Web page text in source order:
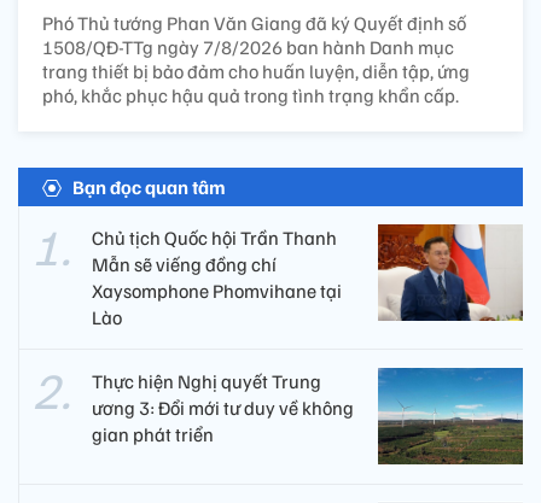
Phó Thủ tướng Phan Văn Giang đã ký Quyết định số
1508/QĐ-TTg ngày 7/8/2026 ban hành Danh mục
trang thiết bị bảo đảm cho huấn luyện, diễn tập, ứng
phó, khắc phục hậu quả trong tình trạng khẩn cấp.
Bạn đọc quan tâm
Chủ tịch Quốc hội Trần Thanh
Mẫn sẽ viếng đồng chí
Xaysomphone Phomvihane tại
Lào
Thực hiện Nghị quyết Trung
ương 3: Đổi mới tư duy về không
gian phát triển